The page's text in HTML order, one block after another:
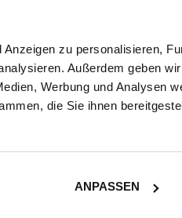
zu personalisieren,
Außerdem geben
Werbung und Analysen
die Sie ihnen
ANPASSEN
BEHEIZTE
Die BERTSCHAT® Beheizten
modernste Heiztechnologie mit